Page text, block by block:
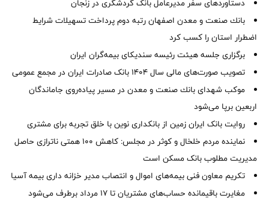
دستاوردهای سفر مدیرعامل بانک گردشگری در زنجان
بانك صنعت و معدن اصفهان رتبه دوم پرداخت تسهیلات شرایط
اضطرار استان را كسب كرد
برگزاری جلسه هیئت رئیسه سندیکای بیمه‌گران ایران
تصویب صورت‌های مالی سال ۱۴۰۴ بانک صادرات ایران در مجمع عمومی
موكب شهدای بانك صنعت و معدن در مسیر پیاده‌روی جاماندگان
اربعین برپا می‌شود
روایت بانک ایران زمین از بانکداری نوین با خلق تجربه برای مشتری
نماینده مردم خلخال و کوثر در مجلس: کاهش ۱۰۰ همتی ناترازی حاصل
مدیریت مطلوب بانک مسکن است
تکریم معاون فنی بیمه‌های اموال و انتصاب مدیر خزانه داری بیمه آسیا
مغایرت‌ باقیمانده حساب‌های مشتریان تا ۱۷ مرداد برطرف می‌شود